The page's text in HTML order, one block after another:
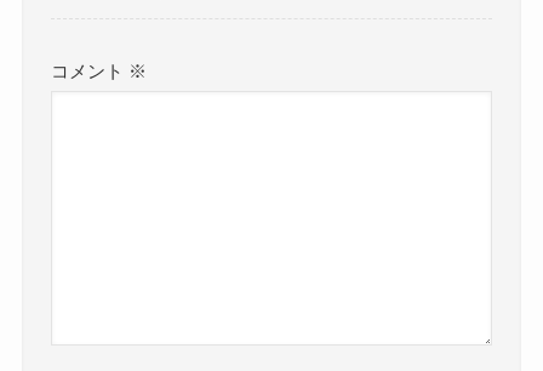
コメント ※